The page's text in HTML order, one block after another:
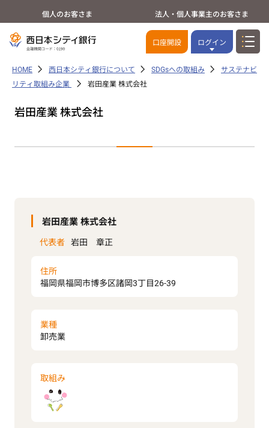
個人のお客さま 法人・個人事業主のお客さま
口座開設 ログイン
HOME 西日本シティ銀行について SDGsへの取組み
サステナビ
リティ取組み企業
岩田産業 株式会社
岩田産業 株式会社
岩田産業 株式会社
代表者 岩田 章正
住所
福岡県福岡市博多区諸岡3丁目26-39
業種
卸売業
取組み